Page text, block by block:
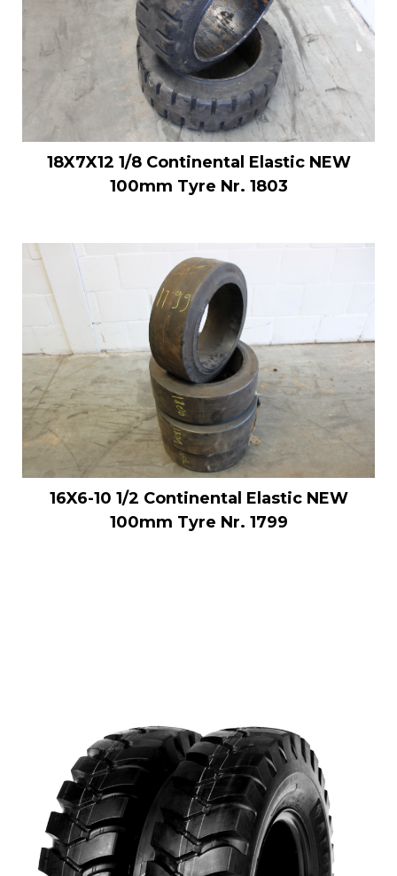
18X7X12 1/8 Continental Elastic NEW
100mm Tyre Nr. 1803
16X6-10 1/2 Continental Elastic NEW
100mm Tyre Nr. 1799